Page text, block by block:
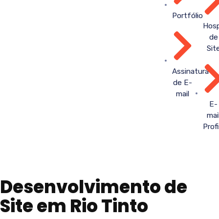
Portfólio
Assinatura
de E-
mail
de
E-
Desenvolvimento de
Site em Rio Tinto